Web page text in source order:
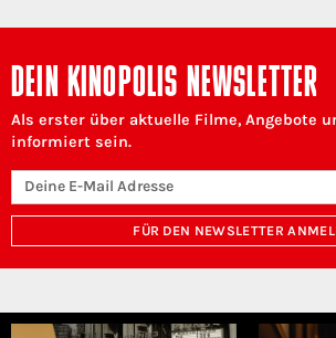
DEIN KINOPOLIS NEWSLETTER
Als erster über aktuelle Filme, Angebote
informiert sein.
FÜR DEN NEWSLETTER